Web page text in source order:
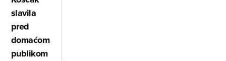
slavila
pred
domaćom
publikom